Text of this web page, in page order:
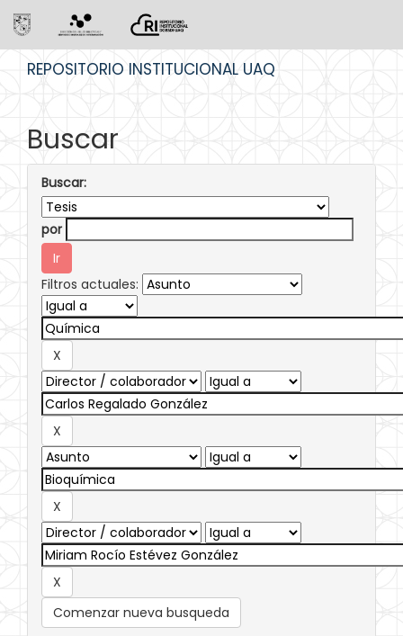
REPOSITORIO INSTITUCIONAL UAQ
Buscar
Buscar:
por
Filtros actuales:
Comenzar nueva busqueda